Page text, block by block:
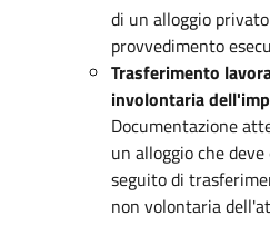
di un alloggio
provvedimento
Trasferimento
involontaria
Documentazione
un alloggio che
seguito di
non volontaria